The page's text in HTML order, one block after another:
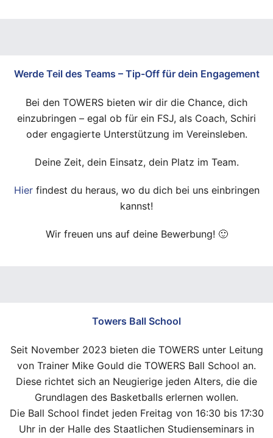
Werde Teil des Teams – Tip-Off für dein Engagement
Bei den TOWERS bieten wir dir die Chance, dich
einzubringen – egal ob für ein FSJ, als Coach, Schiri
oder engagierte Unterstützung im Vereinsleben.
Deine Zeit, dein Einsatz, dein Platz im Team.
Hierfindest du heraus, wo du dich bei uns einbringen
kannst!
Wir freuen uns auf deine Bewerbung! 🙂
Towers Ball School
Seit November 2023 bieten die TOWERS unter Leitung
von Trainer Mike Gould die TOWERS Ball School an.
Diese richtet sich an Neugierige jeden Alters, die die
Grundlagen des Basketballs erlernen wollen.
Die Ball School findet jeden Freitag von 16:30 bis 17:30
Uhr in der Halle des Staatlichen Studienseminars in